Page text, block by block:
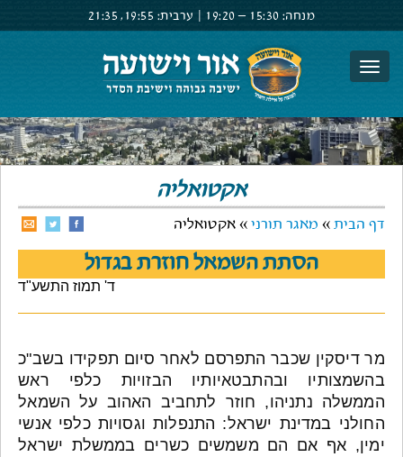
מנחה: 15:30 –
19:20 ערבית: 19:55,
21:35
אקטואליה
דף הבית » מאגר תורני » אקטואליה
הסתת השמאל חוזרת בגדול
ד' תמוז התשע"ד
מר דיסקין שכבר התפרסם לאחר סיום תפקידו בשב"כ
בהשמצותיו ובהתבטאיותיו הבזויות כלפי ראש
הממשלה נתניהו, חוזר לתחביב האהוב על השמאל
החולני במדינת ישראל: התנפלות וגסויות כלפי אנשי
ימין, אף אם הם משמשים כשרים בממשלת ישראל